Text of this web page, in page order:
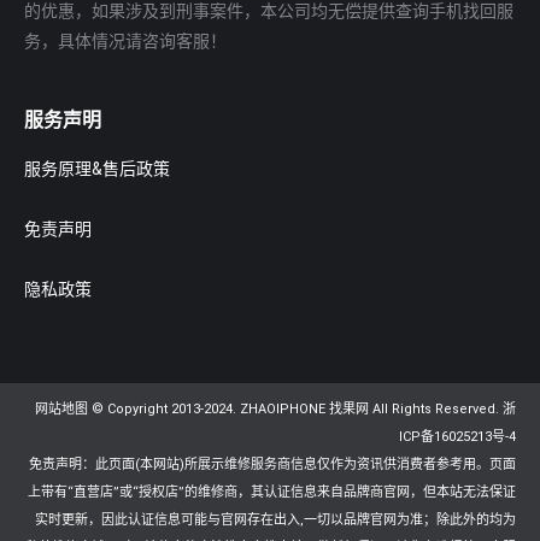
的优惠，如果涉及到刑事案件，本公司均无偿提供查询手机找回服
务，具体情况请咨询客服！
服务声明
服务原理&售后政策
免责声明
隐私政策
网站地图 © Copyright 2013-2024. ZHAOIPHONE 找果网 All Rights Reserved. 浙
ICP备16025213号-4
免责声明：此页面(本网站)所展示维修服务商信息仅作为资讯供消费者参考用。页面
上带有“直营店”或“授权店”的维修商，其认证信息来自品牌商官网，但本站无法保证
实时更新，因此认证信息可能与官网存在出入,一切以品牌官网为准；除此外的均为